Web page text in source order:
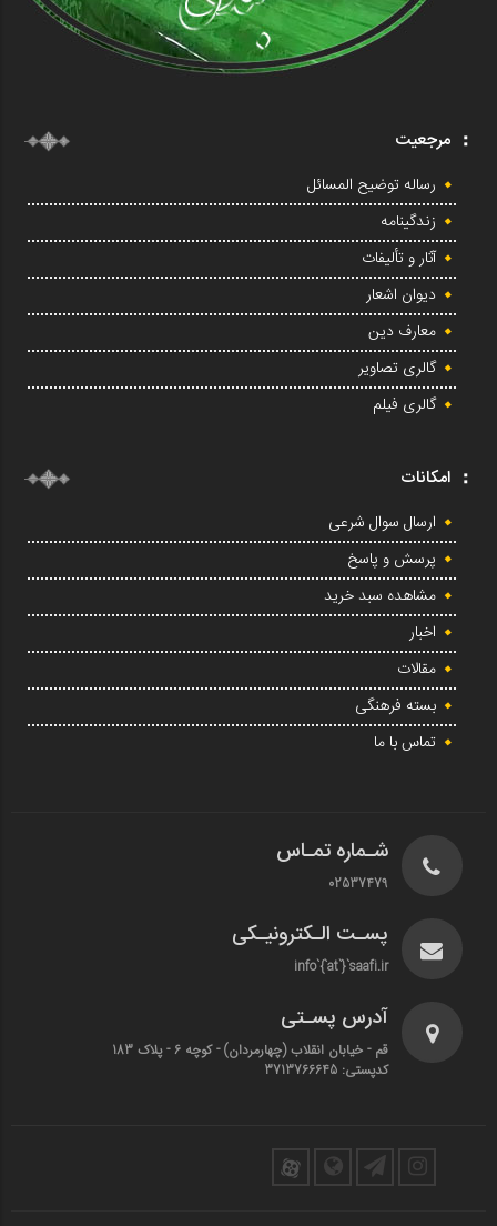
مرجعیت
رساله توضیح المسائل
زندگینامه
آثار و تألیفات
دیوان اشعار
معارف دین
گالری تصاویر
گالری فیلم
امکانات
ارسال سوال شرعی
پرسش و پاسخ
مشاهده سبد خرید
اخبار
مقالات
بسته فرهنگی
تماس با ما
شـماره تمـاس
02537479
پسـت الـکترونیـکی
info`{`at`}`saafi.ir
آدرس پسـتی
قم - خیابان انقلاب (چهارمردان)‌ - کوچه 6 - پلاک 183
کدپستی: 3713766645